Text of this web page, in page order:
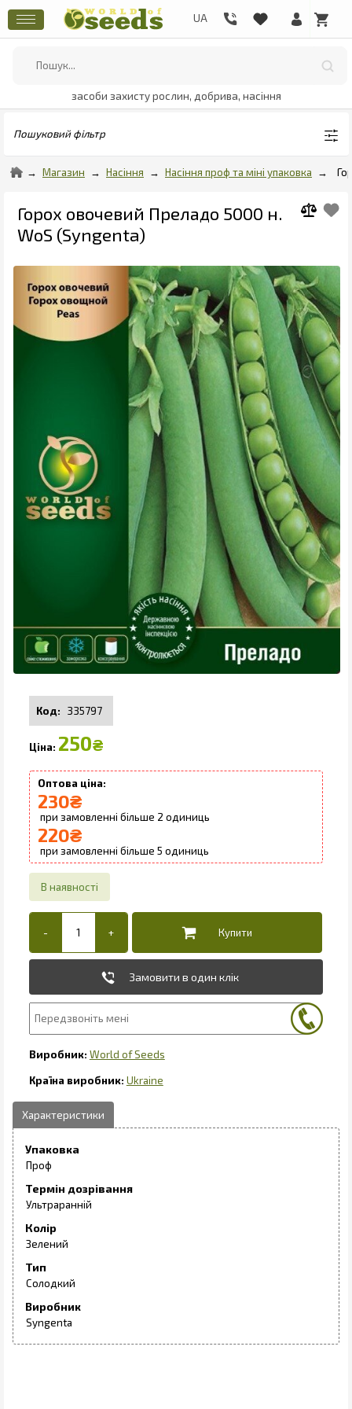
засоби захисту рослин, добрива, насіння
Пошуковий фільтр
Магазин Насіння Насіння проф та міні упаковка
Горох овочевий Преладо 5000 н.
WoS (Syngenta)
335797
250₴
230₴
2
220₴
5
Замовити в один клік
World of Seeds
Ukraine
Упаковка
Проф
Термін дозрівання
Ультраранній
Колір
Зелений
Тип
Солодкий
Виробник
Syngenta